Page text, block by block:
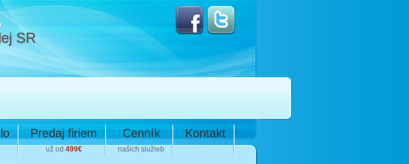
SR
Predaj firiem
už od 499€
Cenník
našich služieb
Kontakt